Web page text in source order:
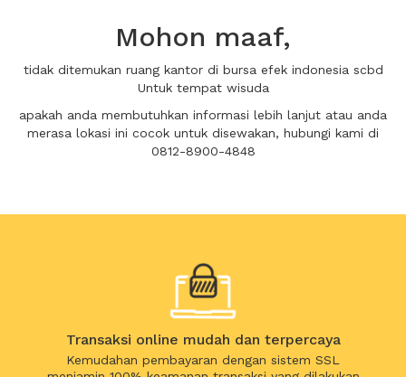
Mohon maaf,
tidak ditemukan ruang kantor di bursa efek indonesia scbd
Untuk tempat wisuda
apakah anda membutuhkan informasi lebih lanjut atau anda
merasa lokasi ini cocok untuk disewakan, hubungi kami di
0812-8900-4848
Transaksi online mudah dan terpercaya
Kemudahan pembayaran dengan sistem SSL